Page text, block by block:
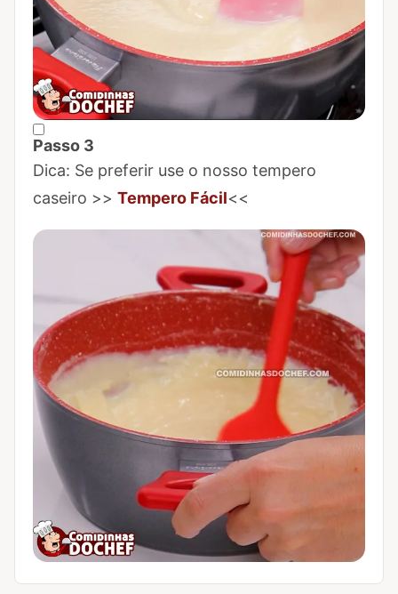
Passo 3
Marcar Passo 3 como concluído
Dica: Se preferir use o nosso tempero
caseiro >> Tempero Fácil<<